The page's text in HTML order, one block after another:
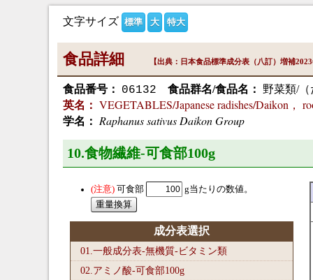
文字サイズ 標準 大 特大
食品詳細 【出典：日本食品標準成分表（八訂）増補
食品番号： 06132 食品群名/食品名：
野菜類/
英名： VEGETABLES/Japanese radishes/Daikon，
学名： Raphanus sativus Daikon Group
10.食物繊維-可食部100g
可食部 g当たりの数値。
成分表選択
01.一般成分表-無機質-ビタミン類
02.アミノ酸-可食部100g